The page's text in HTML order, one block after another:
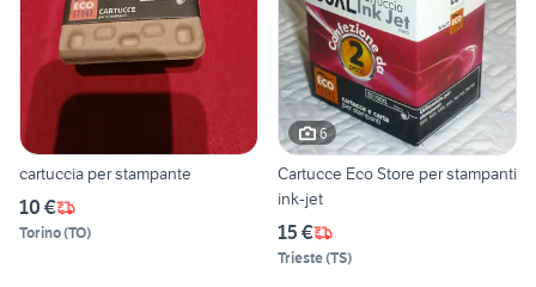
cartuccia per stampante
10 €
Torino(TO)
6
Cartucce Eco Store per stampanti
ink-jet
15 €
Trieste(TS)